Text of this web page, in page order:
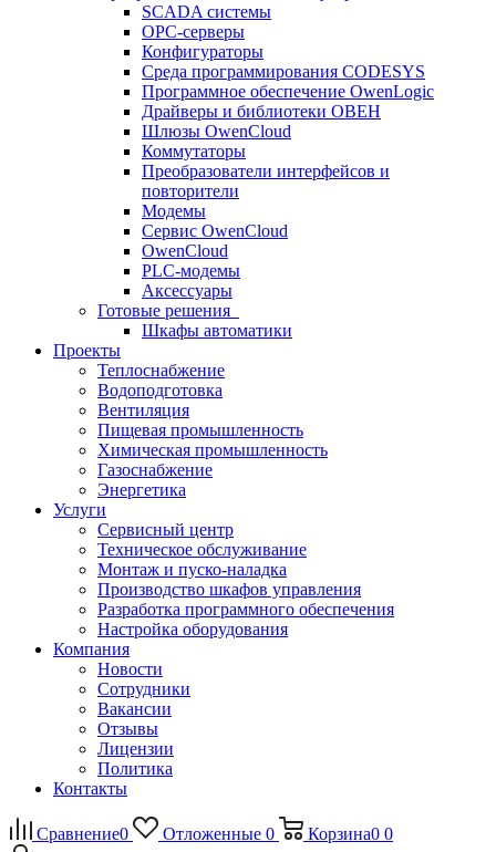
SCADA системы
OPC-серверы
Конфигураторы
Среда программирования CODESYS
Программное обеспечение OwenLogic
Драйверы и библиотеки ОВЕН
Шлюзы OwenCloud
Коммутаторы
Преобразователи интерфейсов и
повторители
Модемы
Сервис OwenCloud
OwenCloud
PLC-модемы
Аксессуары
Готовые решения
Шкафы автоматики
Проекты
Теплоснабжение
Водоподготовка
Вентиляция
Пищевая промышленность
Химическая промышленность
Газоснабжение
Энергетика
Услуги
Сервисный центр
Техническое обслуживание
Монтаж и пуско-наладка
Производство шкафов управления
Разработка программного обеспечения
Настройка оборудования
Компания
Новости
Сотрудники
Вакансии
Отзывы
Лицензии
Политика
Контакты
Сравнение0 Отложенные 0 Корзина0 0